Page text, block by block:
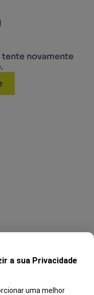
tente novamente
a sua Privacidade
uma melhor